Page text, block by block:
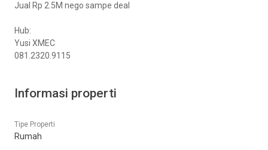
Jual Rp 2.5M nego sampe deal
Hub:
Yusi XMEC
081.2320.9115
Informasi properti
Tipe Properti
Rumah